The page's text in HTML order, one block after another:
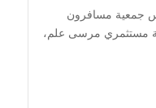
جمعية مسافرون
مستثمري مرسى علم،